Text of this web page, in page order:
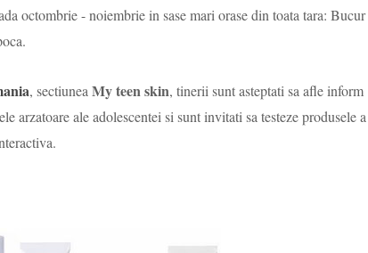
octombrie - noiembrie in sase mari orase din toata tara: Bucur
.
, sectiunea My teen skin, tinerii sunt asteptati sa afle inform
arzatoare ale adolescentei si sunt invitati sa testeze produsele a